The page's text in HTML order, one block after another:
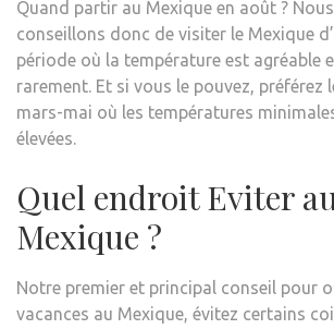
Quand partir au Mexique en août ?
conseillons donc de visiter le Mexique
période où la température est agréable
rarement. Et si vous le pouvez, préférez
mars-mai où les températures
élevées.
Quel endroit Eviter
Mexique ?
Notre premier et principal conseil pour
vacances au Mexique, évitez certains